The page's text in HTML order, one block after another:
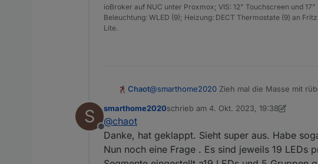
ioBroker auf NUC unter Proxmox; VIS: 12" Touchscreen und
Beleuchtung: WLED (9); Heizung: DECT Thermostate (9) an
Lite.
Chaot@smarthome2020 Zieh mal die Masse mit rüber. Das kann manchmal problematisch sein, wenn der Weg zum
S
Offline
smarthome2020schrieb am 4. Okt. 2023, 19:38
zuletzt editiert von smarthome2020
@chaot
Danke, hat geklappt. Sieht super aus. Habe
Nun noch eine Frage . Es sind jeweils 19 LEDs